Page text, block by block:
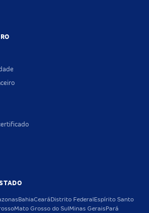
BahiaCeará Distrito Federal Espírito Santo
Mato Grosso do Sul Minas Gerais Pará